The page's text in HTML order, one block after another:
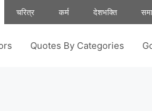
चरित्र कर्म देशभक्ति
Quotes By Categories